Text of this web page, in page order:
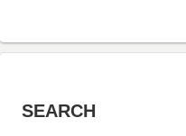
SEARCH